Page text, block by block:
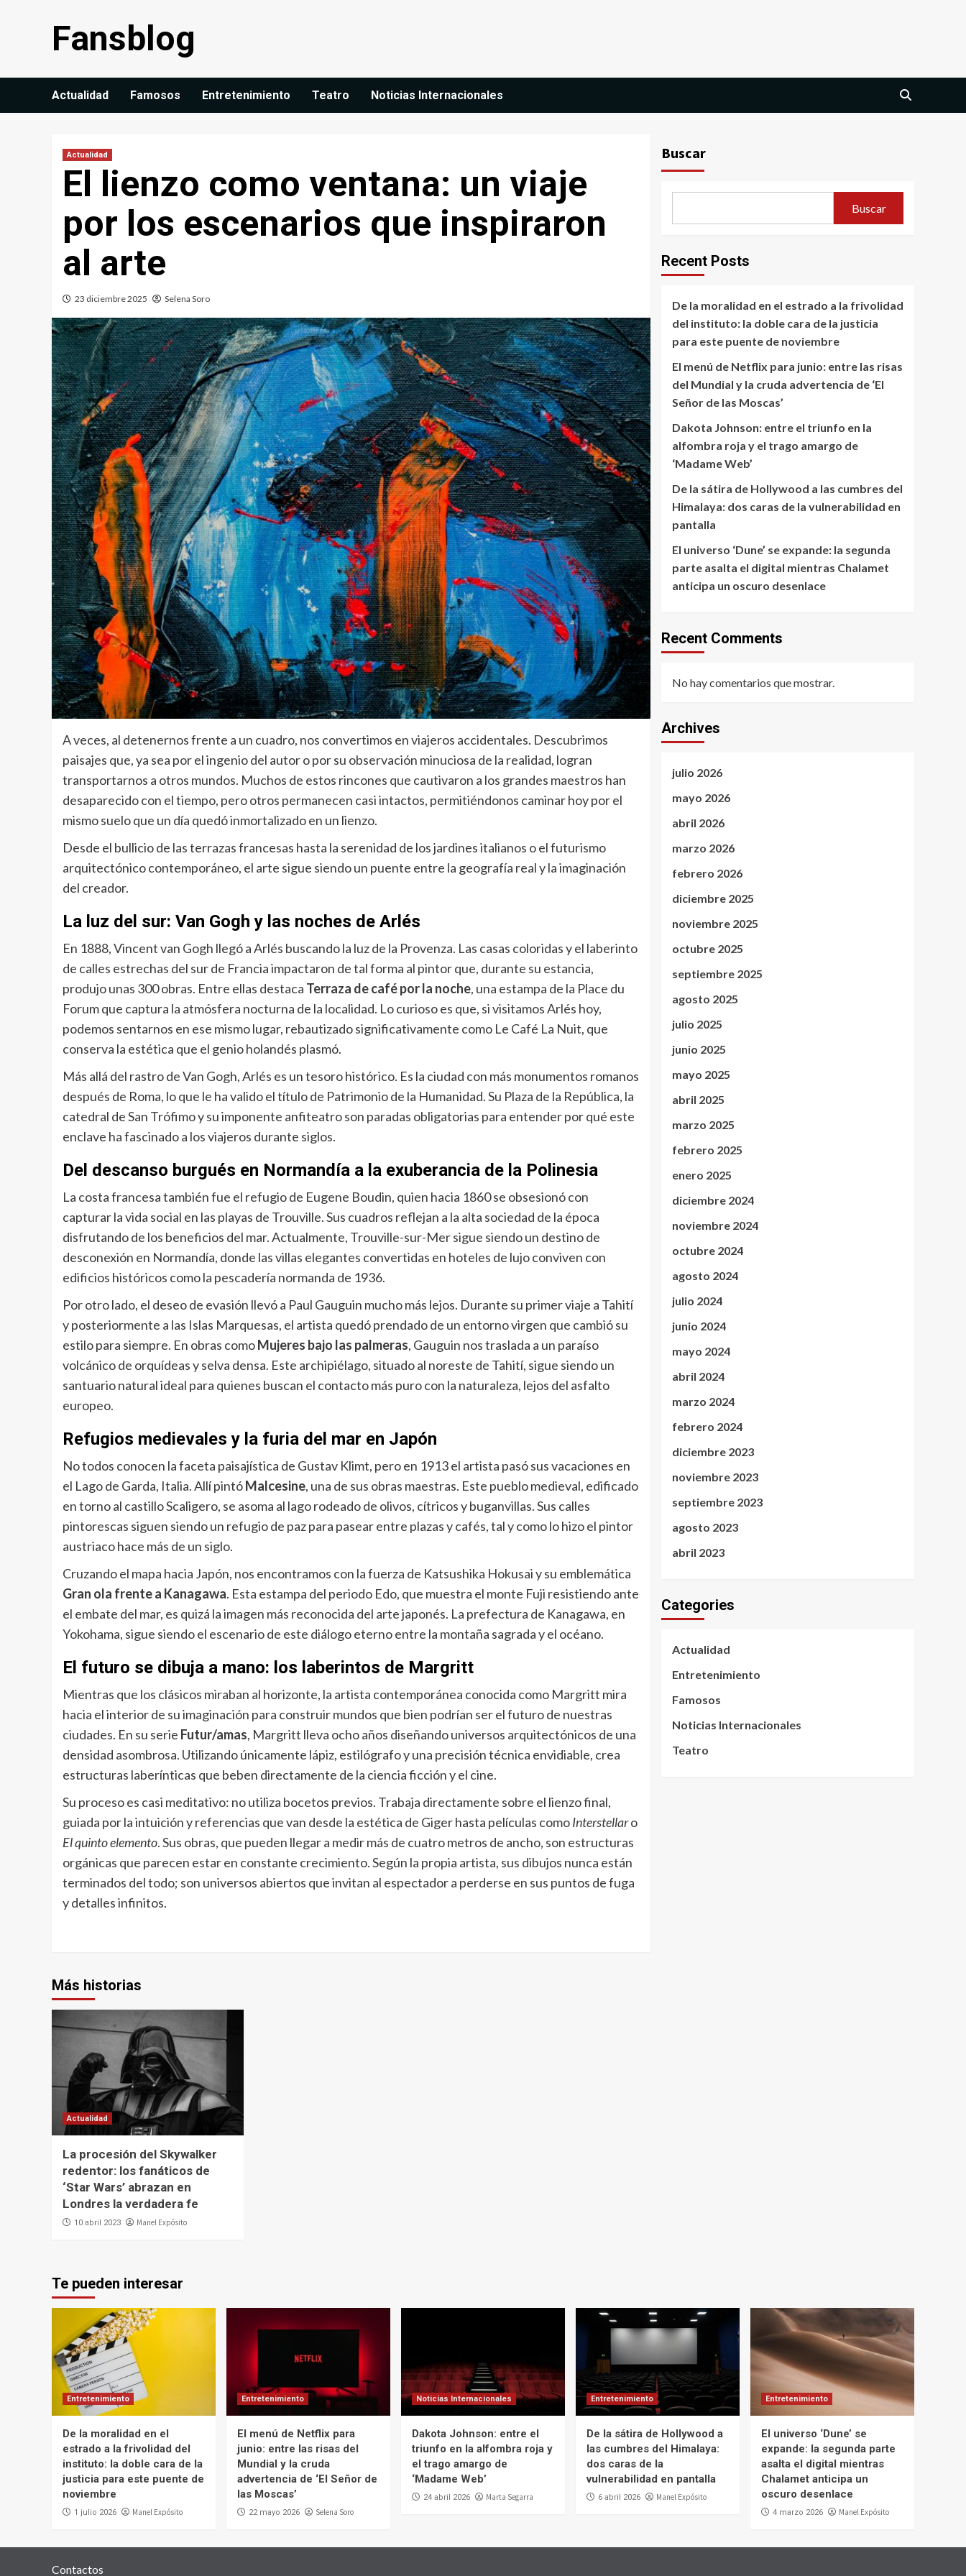
Fansblog
Actualidad Famosos Entretenimiento Teatro Noticias Internacionales
Actualidad
El lienzo como ventana: un viaje
por los escenarios que inspiraron
al arte
23 diciembre 2025 Selena Soro
A veces, al detenernos frente a un cuadro, nos convertimos en viajeros accidentales. Descubrimos
paisajes que, ya sea por el ingenio del autor o por su observación minuciosa de la realidad, logran
transportarnos a otros mundos. Muchos de estos rincones que cautivaron a los grandes maestros han
desaparecido con el tiempo, pero otros permanecen casi intactos, permitiéndonos caminar hoy por el
mismo suelo que un día quedó inmortalizado en un lienzo.
Desde el bullicio de las terrazas francesas hasta la serenidad de los jardines italianos o el futurismo
arquitectónico contemporáneo, el arte sigue siendo un puente entre la geografía real y la imaginación
del creador.
La luz del sur: Van Gogh y las noches de Arlés
En 1888, Vincent van Gogh llegó a Arlés buscando la luz de la Provenza. Las casas coloridas y el laberinto
de calles estrechas del sur de Francia impactaron de tal forma al pintor que, durante su estancia,
produjo unas 300 obras. Entre ellas destaca Terraza de café por la noche, una estampa de la Place du
Forum que captura la atmósfera nocturna de la localidad. Lo curioso es que, si visitamos Arlés hoy,
podemos sentarnos en ese mismo lugar, rebautizado significativamente como Le Café La Nuit, que
conserva la estética que el genio holandés plasmó.
Más allá del rastro de Van Gogh, Arlés es un tesoro histórico. Es la ciudad con más monumentos romanos
después de Roma, lo que le ha valido el título de Patrimonio de la Humanidad. Su Plaza de la República, la
catedral de San Trófimo y su imponente anfiteatro son paradas obligatorias para entender por qué este
enclave ha fascinado a los viajeros durante siglos.
Del descanso burgués en Normandía a la exuberancia de la Polinesia
La costa francesa también fue el refugio de Eugene Boudin, quien hacia 1860 se obsesionó con
capturar la vida social en las playas de Trouville. Sus cuadros reflejan a la alta sociedad de la época
disfrutando de los beneficios del mar. Actualmente, Trouville-sur-Mer sigue siendo un destino de
desconexión en Normandía, donde las villas elegantes convertidas en hoteles de lujo conviven con
edificios históricos como la pescadería normanda de 1936.
Por otro lado, el deseo de evasión llevó a Paul Gauguin mucho más lejos. Durante su primer viaje a Tahití
y posteriormente a las Islas Marquesas, el artista quedó prendado de un entorno virgen que cambió su
estilo para siempre. En obras comoMujeres bajo las palmeras, Gauguin nos traslada a un paraíso
volcánico de orquídeas y selva densa. Este archipiélago, situado al noreste de Tahití, sigue siendo un
santuario natural ideal para quienes buscan el contacto más puro con la naturaleza, lejos del asfalto
europeo.
Refugios medievales y la furia del mar en Japón
No todos conocen la faceta paisajística de Gustav Klimt, pero en 1913 el artista pasó sus vacaciones en
el Lago de Garda, Italia. Allí pintóMalcesine, una de sus obras maestras. Este pueblo medieval, edificado
en torno al castillo Scaligero, se asoma al lago rodeado de olivos, cítricos y buganvillas. Sus calles
pintorescas siguen siendo un refugio de paz para pasear entre plazas y cafés, tal y como lo hizo el pintor
austriaco hace más de un siglo.
Cruzando el mapa hacia Japón, nos encontramos con la fuerza de Katsushika Hokusai y su emblemática
Gran ola frente a Kanagawa. Esta estampa del periodo Edo, que muestra el monte Fuji resistiendo ante
el embate del mar, es quizá la imagen más reconocida del arte japonés. La prefectura de Kanagawa, en
Yokohama, sigue siendo el escenario de este diálogo eterno entre la montaña sagrada y el océano.
El futuro se dibuja a mano: los laberintos de Margritt
Mientras que los clásicos miraban al horizonte, la artista contemporánea conocida como Margritt mira
hacia el interior de su imaginación para construir mundos que bien podrían ser el futuro de nuestras
ciudades. En su serie Futur/amas, Margritt lleva ocho años diseñando universos arquitectónicos de una
densidad asombrosa. Utilizando únicamente lápiz, estilógrafo y una precisión técnica envidiable, crea
estructuras laberínticas que beben directamente de la ciencia ficción y el cine.
Su proceso es casi meditativo: no utiliza bocetos previos. Trabaja directamente sobre el lienzo final,
guiada por la intuición y referencias que van desde la estética de Giger hasta películas comoInterstellaro
El quinto elemento. Sus obras, que pueden llegar a medir más de cuatro metros de ancho, son estructuras
orgánicas que parecen estar en constante crecimiento. Según la propia artista, sus dibujos nunca están
terminados del todo; son universos abiertos que invitan al espectador a perderse en sus puntos de fuga
y detalles infinitos.
Más historias
Actualidad
La procesión del Skywalker
redentor: los fanáticos de
‘Star Wars’ abrazan en
Londres la verdadera fe
10 abril 2023 Manel Expósito
Buscar
Buscar
Recent Posts
De la moralidad en el estrado a la frivolidad
del instituto: la doble cara de la justicia
para este puente de noviembre
El menú de Netflix para junio: entre las risas
del Mundial y la cruda advertencia de ‘El
Señor de las Moscas’
Dakota Johnson: entre el triunfo en la
alfombra roja y el trago amargo de
‘Madame Web’
De la sátira de Hollywood a las cumbres del
Himalaya: dos caras de la vulnerabilidad en
pantalla
El universo ‘Dune’ se expande: la segunda
parte asalta el digital mientras Chalamet
anticipa un oscuro desenlace
Recent Comments
No hay comentarios que mostrar.
Archives
julio 2026
mayo 2026
abril 2026
marzo 2026
febrero 2026
diciembre 2025
noviembre 2025
octubre 2025
septiembre 2025
agosto 2025
julio 2025
junio 2025
mayo 2025
abril 2025
marzo 2025
febrero 2025
enero 2025
diciembre 2024
noviembre 2024
octubre 2024
agosto 2024
julio 2024
junio 2024
mayo 2024
abril 2024
marzo 2024
febrero 2024
diciembre 2023
noviembre 2023
septiembre 2023
agosto 2023
abril 2023
Categories
Actualidad
Entretenimiento
Famosos
Noticias Internacionales
Teatro
Te pueden interesar
Entretenimiento
De la moralidad en el
estrado a la frivolidad del
instituto: la doble cara de la
justicia para este puente de
noviembre
1 julio 2026 Manel Expósito
Entretenimiento
El menú de Netflix para
junio: entre las risas del
Mundial y la cruda
advertencia de ‘El Señor de
las Moscas’
22 mayo 2026 Selena Soro
Noticias Internacionales
Dakota Johnson: entre el
triunfo en la alfombra roja y
el trago amargo de
‘Madame Web’
24 abril 2026 Marta Segarra
Entretenimiento
De la sátira de Hollywood a
las cumbres del Himalaya:
dos caras de la
vulnerabilidad en pantalla
6 abril 2026 Manel Expósito
Entretenimiento
El universo ‘Dune’ se
expande: la segunda parte
asalta el digital mientras
Chalamet anticipa un
oscuro desenlace
4 marzo 2026 Manel Expósito
Contactos